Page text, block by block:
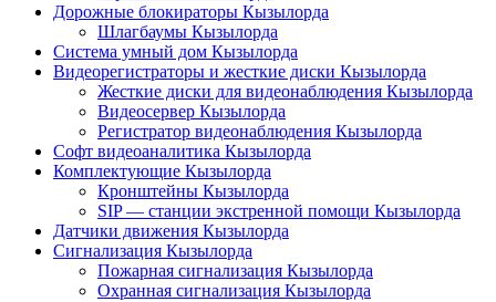
Дорожные блокираторы Кызылорда
Шлагбаумы Кызылорда
Система умный дом Кызылорда
Видеорегистраторы и жесткие диски Кызылорда
Жесткие диски для видеонаблюдения Кызылорда
Видеосервер Кызылорда
Регистратор видеонаблюдения Кызылорда
Софт видеоаналитика Кызылорда
Комплектующие Кызылорда
Кронштейны Кызылорда
SIP — станции экстренной помощи Кызылорда
Датчики движения Кызылорда
Сигнализация Кызылорда
Пожарная сигнализация Кызылорда
Охранная сигнализация Кызылорда